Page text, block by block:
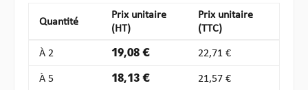
Quantité
Prix unitaire
(HT)
Prix unitaire
(TTC)
À 2 19,08 € 22,71 €
À 5 18,13 € 21,57 €